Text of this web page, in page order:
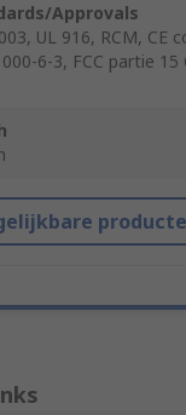
Approvals
UL 916, RCM, CE
6-3, FCC partie 15